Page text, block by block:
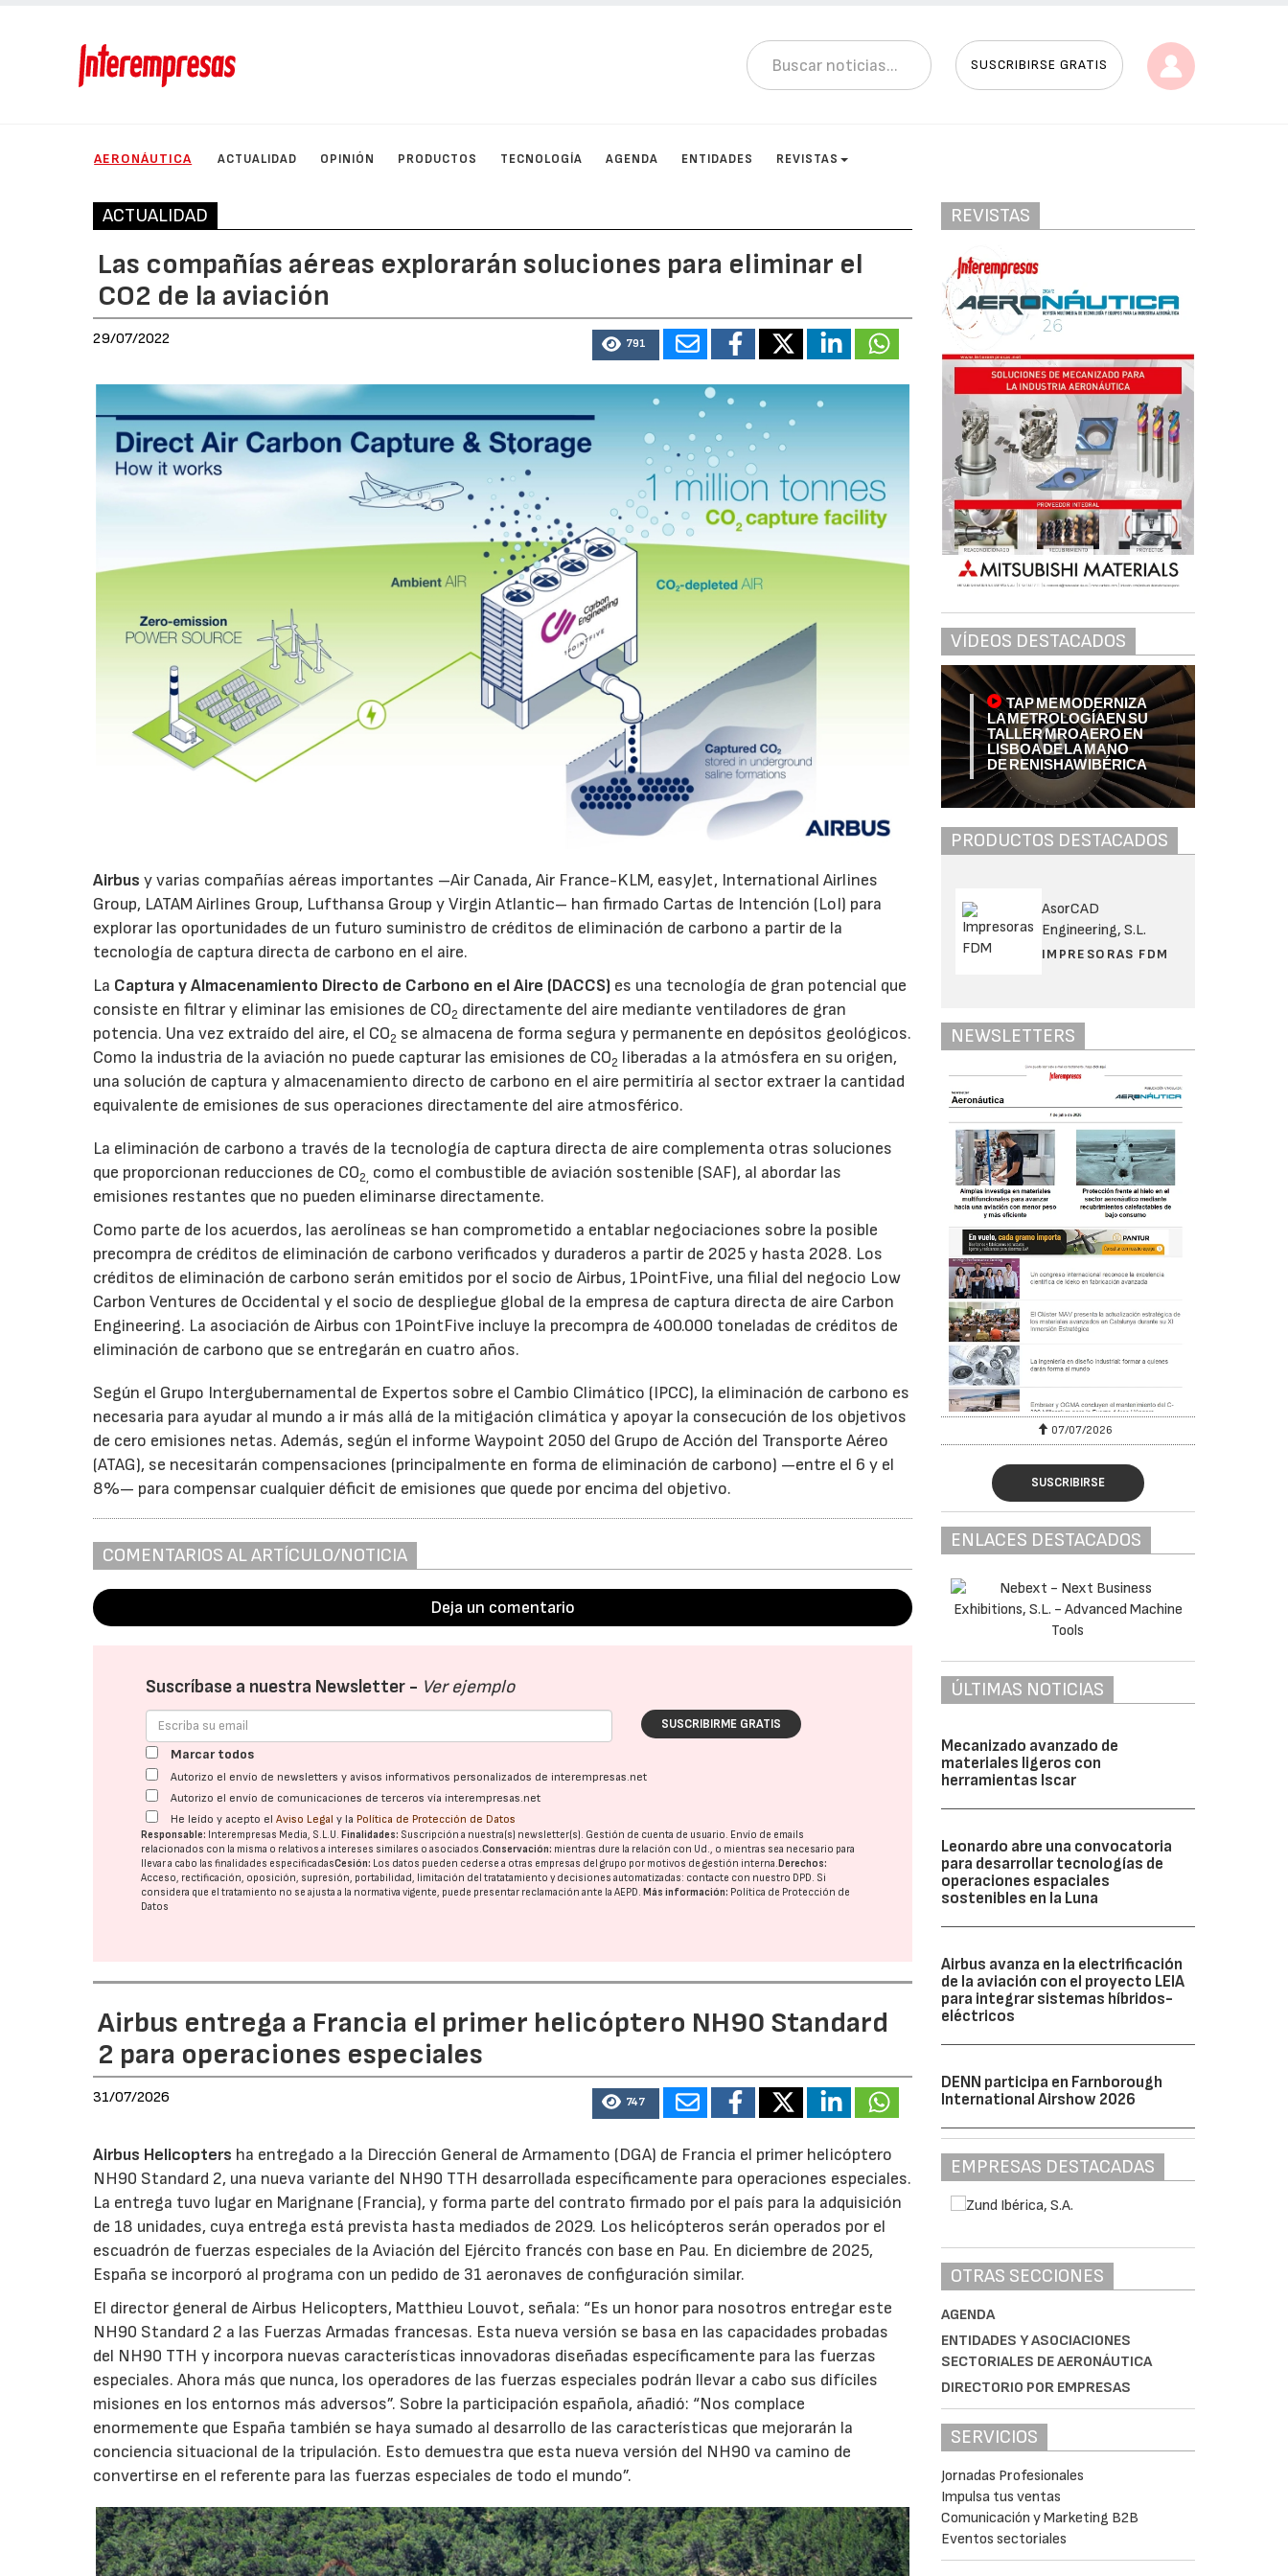
SUSCRIBIRSE GRATIS
AERONÁUTICA ACTUALIDAD OPINIÓN PRODUCTOS TECNOLOGÍA AGENDA ENTIDADES REVISTAS
ACTUALIDAD
Las compañías aéreas explorarán soluciones para eliminar el
CO2 de la aviación
29/07/2022 791
Airbusy varias compañías aéreas importantes –Air Canada, Air France-KLM, easyJet, International Airlines
Group, LATAM Airlines Group, Lufthansa Group y Virgin Atlantic– han firmado Cartas de Intención (LoI) para
explorar las oportunidades de un futuro suministro de créditos de eliminación de carbono a partir de la
tecnología de captura directa de carbono en el aire.
La Captura y Almacenamiento Directo de Carbono en el Aire (DACCS) es una tecnología de gran potencial que
consiste en filtrar y eliminar las emisiones de CO2 directamente del aire mediante ventiladores de gran
potencia. Una vez extraído del aire, el CO2 se almacena de forma segura y permanente en depósitos geológicos.
Como la industria de la aviación no puede capturar las emisiones de CO2 liberadas a la atmósfera en su origen,
una solución de captura y almacenamiento directo de carbono en el aire permitiría al sector extraer la cantidad
equivalente de emisiones de sus operaciones directamente del aire atmosférico.
La eliminación de carbono a través de la tecnología de captura directa de aire complementa otras soluciones
que proporcionan reducciones de CO2, como el combustible de aviación sostenible (SAF), al abordar las
emisiones restantes que no pueden eliminarse directamente.
Como parte de los acuerdos, las aerolíneas se han comprometido a entablar negociaciones sobre la posible
precompra de créditos de eliminación de carbono verificados y duraderos a partir de 2025 y hasta 2028. Los
créditos de eliminación de carbono serán emitidos por el socio de Airbus, 1PointFive, una filial del negocio Low
Carbon Ventures de Occidental y el socio de despliegue global de la empresa de captura directa de aire Carbon
Engineering. La asociación de Airbus con 1PointFive incluye la precompra de 400.000 toneladas de créditos de
eliminación de carbono que se entregarán en cuatro años.
Según el Grupo Intergubernamental de Expertos sobre el Cambio Climático (IPCC), la eliminación de carbono es
necesaria para ayudar al mundo a ir más allá de la mitigación climática y apoyar la consecución de los objetivos
de cero emisiones netas. Además, según el informe Waypoint 2050 del Grupo de Acción del Transporte Aéreo
(ATAG), se necesitarán compensaciones (principalmente en forma de eliminación de carbono) —entre el 6 y el
8%— para compensar cualquier déficit de emisiones que quede por encima del objetivo.
COMENTARIOS AL ARTÍCULO/NOTICIA
Deja un comentario
Suscríbase a nuestra Newsletter - Ver ejemplo
SUSCRIBIRME GRATIS
Marcar todos
Autorizo el envío de newsletters y avisos informativos personalizados de interempresas.net
Autorizo el envío de comunicaciones de terceros vía interempresas.net
He leído y acepto elAviso Legal y la Política de Protección de Datos
Responsable: Interempresas Media, S.L.U.Finalidades: Suscripción a nuestra(s) newsletter(s). Gestión de cuenta de usuario. Envío de emails
relacionados con la misma o relativos a intereses similares o asociados.Conservación: mientras dure la relación con Ud., o mientras sea necesario para
llevar a cabo las finalidades especificadasCesión: Los datos pueden cederse a otras empresas del grupo por motivos de gestión interna.Derechos:
Acceso, rectificación, oposición, supresión, portabilidad, limitación del tratatamiento y decisiones automatizadas: contacte con nuestro DPD. Si
considera que el tratamiento no se ajusta a la normativa vigente, puede presentar reclamación ante laAEPD.Más información: Política de Protección de
Datos
Airbus entrega a Francia el primer helicóptero NH90 Standard
2 para operaciones especiales
31/07/2026 747
Airbus Helicopters ha entregado a la Dirección General de Armamento (DGA) de Francia el primer helicóptero
NH90 Standard 2, una nueva variante del NH90 TTH desarrollada específicamente para operaciones especiales.
La entrega tuvo lugar en Marignane (Francia), y forma parte del contrato firmado por el país para la adquisición
de 18 unidades, cuya entrega está prevista hasta mediados de 2029. Los helicópteros serán operados por el
escuadrón de fuerzas especiales de la Aviación del Ejército francés con base en Pau. En diciembre de 2025,
España se incorporó al programa con un pedido de 31 aeronaves de configuración similar.
El director general de Airbus Helicopters, Matthieu Louvot, señala: “Es un honor para nosotros entregar este
NH90 Standard 2 a las Fuerzas Armadas francesas. Esta nueva versión se basa en las capacidades probadas
del NH90 TTH y incorpora nuevas características innovadoras diseñadas específicamente para las fuerzas
especiales. Ahora más que nunca, los operadores de las fuerzas especiales podrán llevar a cabo sus difíciles
misiones en los entornos más adversos”. Sobre la participación española, añadió: “Nos complace
enormemente que España también se haya sumado al desarrollo de las características que mejorarán la
conciencia situacional de la tripulación. Esto demuestra que esta nueva versión del NH90 va camino de
convertirse en el referente para las fuerzas especiales de todo el mundo”.
REVISTAS
VÍDEOS DESTACADOS
TAP ME MODERNIZA
LA METROLOGÍA EN SU
TALLER MRO AERO EN
LISBOA DE LA MANO
DE RENISHAW IBÉRICA
PRODUCTOS DESTACADOS
AsorCAD
Engineering, S.L.
IMPRESORAS FDM
NEWSLETTERS
07/07/2026
SUSCRIBIRSE
ENLACES DESTACADOS
ÚLTIMAS NOTICIAS
Mecanizado avanzado de
materiales ligeros con
herramientas Iscar
Leonardo abre una convocatoria
para desarrollar tecnologías de
operaciones espaciales
sostenibles en la Luna
Airbus avanza en la electrificación
de la aviación con el proyecto LEIA
para integrar sistemas híbridos-
eléctricos
DENN participa en Farnborough
International Airshow 2026
EMPRESAS DESTACADAS
OTRAS SECCIONES
AGENDA
ENTIDADES Y ASOCIACIONES
SECTORIALES DE AERONÁUTICA
DIRECTORIO POR EMPRESAS
SERVICIOS
Jornadas Profesionales
Impulsa tus ventas
Comunicación y Marketing B2B
Eventos sectoriales